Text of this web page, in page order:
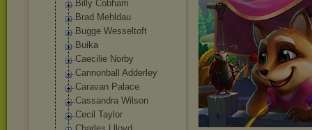
Billy Cobham
Brad Mehldau
Bugge Wesseltoft
Buika
Caecilie Norby
Cannonball Adderley
Caravan Palace
Cassandra Wilson
Cecil Taylor